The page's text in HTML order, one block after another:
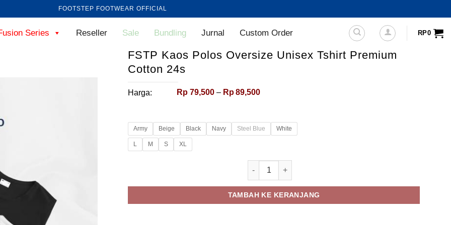
FOOTSTEP FOOTWEAR OFFICIAL
Series Reseller Sale Bundling Jurnal Custom Order RP0
FSTP Kaos Polos Oversize Unisex Tshirt Premium
Cotton 24s
Harga: Rp 79,500 – Rp 89,500Rentang
Rp89,500
Army Beige Black Navy Steel Blue White
L M S XL
Kuantitas FSTP Kaos Polos Oversize Unisex Tshirt
TAMBAH KE KERANJANG